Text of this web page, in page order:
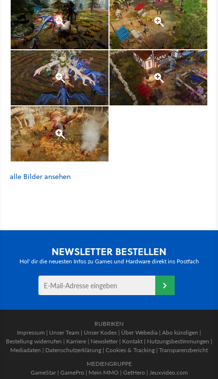
alle Bilder ansehen
NEWSLETTER BESTELLEN
Hol' dir die neuesten Infos zu Games und Hardware direkt ins Postfach
RUBRIKEN
Impressum | Unser Team | Unser Kodex | Über Webedia | Abo kündigen |
Bestellung widerrufen | Karriere | Newsletter | Kontakt | Nutzungsbestimmungen |
Mediadaten | Datenschutzerklärung | Cookies & Tracking | Transparenzbericht
MEDIENGRUPPE
GameStar| GamePro | Mein MMO | GetHero | Jeuxvideo.com